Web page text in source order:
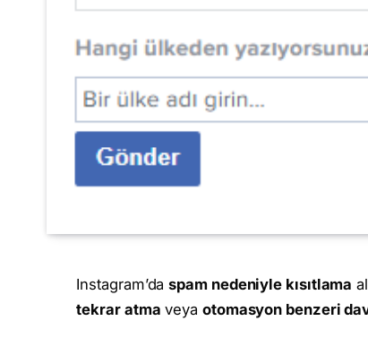
Instagram’daspam nedeniyle kısıtlama
tekrar atma veya otomasyon benzeri